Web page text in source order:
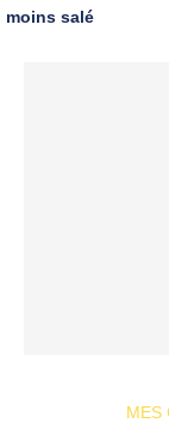
moins salé
MES